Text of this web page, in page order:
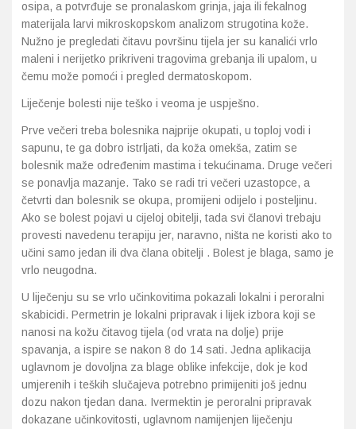
osipa, a potvrđuje se pronalaskom grinja, jaja ili fekalnog
materijala larvi mikroskopskom analizom strugotina kože.
Nužno je pregledati čitavu površinu tijela jer su kanalići vrlo
maleni i nerijetko prikriveni tragovima grebanja ili upalom, u
čemu može pomoći i pregled dermatoskopom.
Liječenje bolesti nije teško i veoma je uspješno.
Prve večeri treba bolesnika najprije okupati, u toploj vodi i
sapunu, te ga dobro istrljati, da koža omekša, zatim se
bolesnik maže određenim mastima i tekućinama. Druge večeri
se ponavlja mazanje. Tako se radi tri večeri uzastopce, a
četvrti dan bolesnik se okupa, promijeni odijelo i posteljinu.
Ako se bolest pojavi u cijeloj obitelji, tada svi članovi trebaju
provesti navedenu terapiju jer, naravno, ništa ne koristi ako to
učini samo jedan ili dva člana obitelji . Bolest je blaga, samo je
vrlo neugodna.
U liječenju su se vrlo učinkovitima pokazali lokalni i peroralni
skabicidi. Permetrin je lokalni pripravak i lijek izbora koji se
nanosi na kožu čitavog tijela (od vrata na dolje) prije
spavanja, a ispire se nakon 8 do 14 sati. Jedna aplikacija
uglavnom je dovoljna za blage oblike infekcije, dok je kod
umjerenih i teških slučajeva potrebno primijeniti još jednu
dozu nakon tjedan dana. Ivermektin je peroralni pripravak
dokazane učinkovitosti, uglavnom namijenjen liječenju